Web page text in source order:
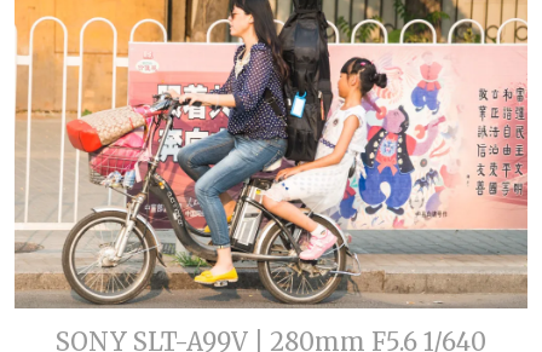
SONY SLT-A99V | 280mm F5.6 1/640